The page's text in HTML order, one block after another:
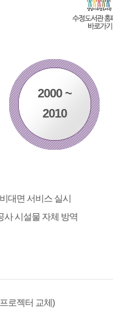
2000 ~
2010
대면 서비스 실시
사 시설물 자체 방역
로젝터 교체)